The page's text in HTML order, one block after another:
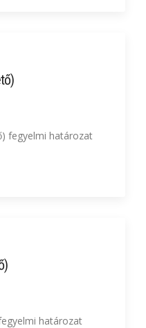
fegyelmi határozat
határozat